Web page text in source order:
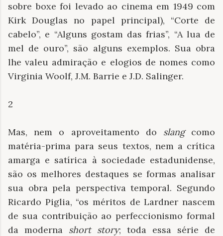
sobre boxe foi levado ao cinema em 1949 com
Kirk Douglas no papel principal), “Corte de
cabelo”, e “Alguns gostam das frias”, “A lua de
mel de ouro”, são alguns exemplos. Sua obra
lhe valeu admiração e elogios de nomes como
Virginia Woolf, J.M. Barrie e J.D. Salinger.
2
Mas, nem o aproveitamento do slangcomo
matéria-prima para seus textos, nem a crítica
amarga e satírica à sociedade estadunidense,
são os melhores destaques se formas analisar
sua obra pela perspectiva temporal. Segundo
Ricardo Piglia, “os méritos de Lardner nascem
de sua contribuição ao perfeccionismo formal
da moderna short story; toda essa série de